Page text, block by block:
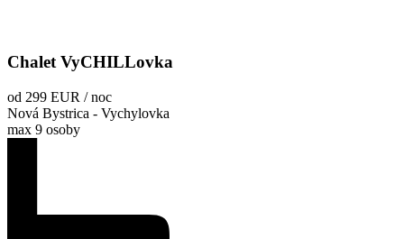
Chalet VyCHILLovka
od 299 EUR / noc
Nová Bystrica - Vychylovka
max 9 osoby